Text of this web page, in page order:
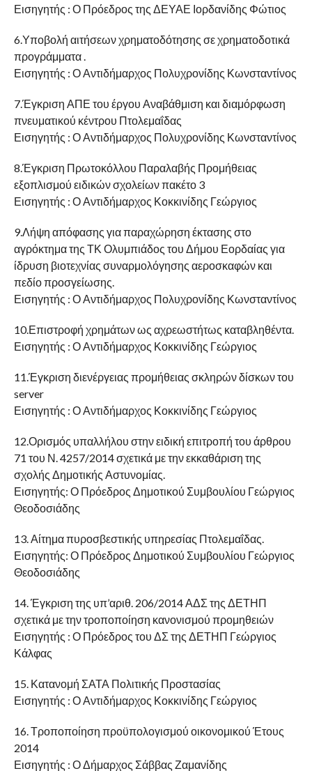
Εισηγητής : Ο Πρόεδρος της ΔΕΥΑΕ Ιορδανίδης Φώτιος
6.Υποβολή αιτήσεων χρηματοδότησης σε χρηματοδοτικά
προγράμματα .
Εισηγητής : Ο Αντιδήμαρχος Πολυχρονίδης Κωνσταντίνος
7.Έγκριση ΑΠΕ του έργου Αναβάθμιση και διαμόρφωση
πνευματικού κέντρου Πτολεμαΐδας
Εισηγητής : Ο Αντιδήμαρχος Πολυχρονίδης Κωνσταντίνος
8.Έγκριση Πρωτοκόλλου Παραλαβής Προμήθειας
εξοπλισμού ειδικών σχολείων πακέτο 3
Εισηγητής : Ο Αντιδήμαρχος Κοκκινίδης Γεώργιος
9.Λήψη απόφασης για παραχώρηση έκτασης στο
αγρόκτημα της ΤΚ Ολυμπιάδος του Δήμου Εορδαίας για
ίδρυση βιοτεχνίας συναρμολόγησης αεροσκαφών και
πεδίο προσγείωσης.
Εισηγητής : Ο Αντιδήμαρχος Πολυχρονίδης Κωνσταντίνος
10.Επιστροφή χρημάτων ως αχρεωστήτως καταβληθέντα.
Εισηγητής : Ο Αντιδήμαρχος Κοκκινίδης Γεώργιος
11.Έγκριση διενέργειας προμήθειας σκληρών δίσκων του
server
Εισηγητής : Ο Αντιδήμαρχος Κοκκινίδης Γεώργιος
12.Ορισμός υπαλλήλου στην ειδική επιτροπή του άρθρου
71 του Ν. 4257/2014 σχετικά με την εκκαθάριση της
σχολής Δημοτικής Αστυνομίας.
Εισηγητής: Ο Πρόεδρος Δημοτικού Συμβουλίου Γεώργιος
Θεοδοσιάδης
13. Αίτημα πυροσβεστικής υπηρεσίας Πτολεμαΐδας.
Εισηγητής: Ο Πρόεδρος Δημοτικού Συμβουλίου Γεώργιος
Θεοδοσιάδης
14. Έγκριση της υπ’αριθ. 206/2014 ΑΔΣ της ΔΕΤΗΠ
σχετικά με την τροποποίηση κανονισμού προμηθειών
Εισηγητής : Ο Πρόεδρος του ΔΣ της ΔΕΤΗΠ Γεώργιος
Κάλφας
15. Κατανομή ΣΑΤΑ Πολιτικής Προστασίας
Εισηγητής : Ο Αντιδήμαρχος Κοκκινίδης Γεώργιος
16. Τροποποίηση προϋπολογισμού οικονομικού Έτους
2014
Εισηγητής : Ο Δήμαρχος Σάββας Ζαμανίδης